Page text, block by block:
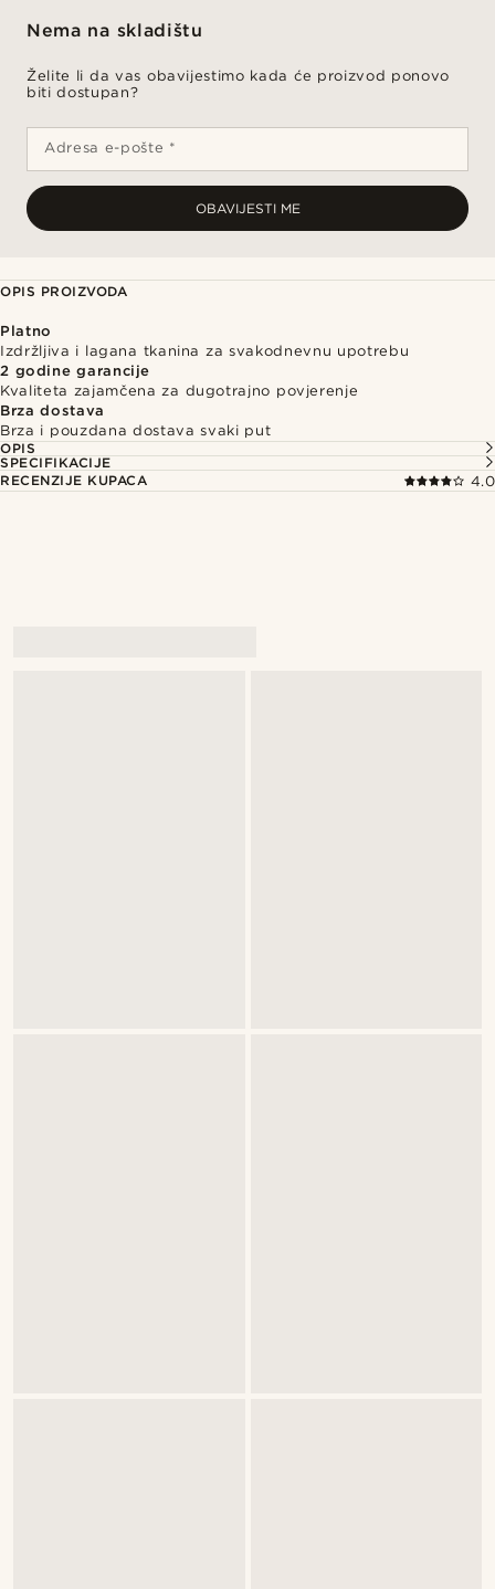
Nema na skladištu
Želite li da vas obavijestimo kada će proizvod ponovo
biti dostupan?
Adresa e-pošte *
OBAVIJESTI ME
OPIS PROIZVODA
Platno
Izdržljiva i lagana tkanina za svakodnevnu upotrebu
2 godine garancije
Kvaliteta zajamčena za dugotrajno povjerenje
Brza dostava
Brza i pouzdana dostava svaki put
OPIS
SPECIFIKACIJE
RECENZIJE KUPACA
4.0